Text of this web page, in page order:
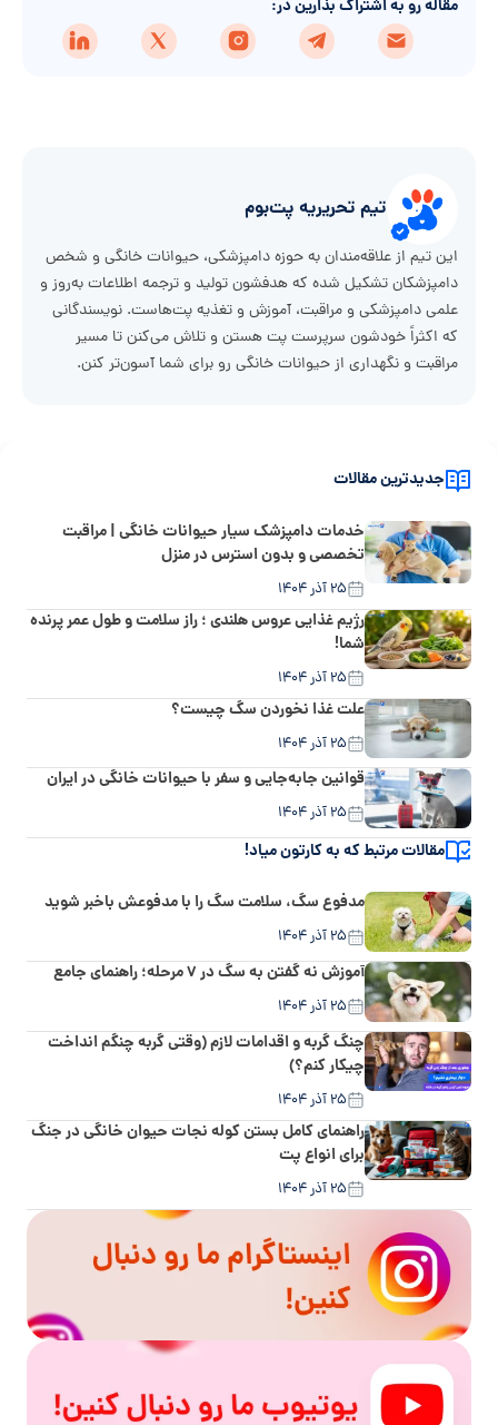
مقاله رو به اشتراک بذارین در:
تیم تحریریه پت‌بوم
این تیم از علاقه‌مندان به حوزه دامپزشکی، حیوانات خانگی و شخص
دامپزشکان تشکیل شده که هدفشون تولید و ترجمه اطلاعات به‌روز و
علمی دامپزشکی و مراقبت، آموزش و تغذیه پت‌هاست. نویسندگانی
که اکثراً خودشون سرپرست پت هستن و تلاش می‌کنن تا مسیر
مراقبت و نگهداری از حیوانات خانگی رو برای شما آسون‌تر کنن.
جدیدترین مقالات
خدمات دامپزشک سیار حیوانات خانگی | مراقبت
تخصصی و بدون استرس در منزل
۲۵ آذر ۱۴۰۴
رژیم غذایی عروس هلندی ؛ راز سلامت و طول عمر پرنده
شما!
۲۵ آذر ۱۴۰۴
علت غذا نخوردن سگ چیست؟
۲۵ آذر ۱۴۰۴
قوانین جابه‌جایی و سفر با حیوانات خانگی در ایران
۲۵ آذر ۱۴۰۴
مقالات مرتبط که به کارتون میاد!
مدفوع سگ، سلامت سگ را با مدفوعش باخبر شوید
۲۵ آذر ۱۴۰۴
آموزش نه گفتن به سگ در ۷ مرحله؛ راهنمای جامع
۲۵ آذر ۱۴۰۴
چنگ گربه و اقدامات لازم (وقتی گربه چنگم انداخت
چیکار کنم؟)
۲۵ آذر ۱۴۰۴
راهنمای کامل بستن کوله نجات حیوان خانگی در جنگ
برای انواع پت
۲۵ آذر ۱۴۰۴